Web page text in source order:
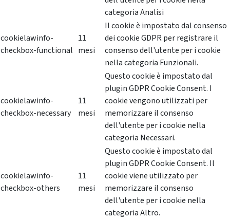
categoria Analisi
cookielawinfo-
checkbox-functional
11
mesi
Il cookie è impostato dal consenso
dei cookie GDPR per registrare il
consenso dell'utente per i cookie
nella categoria Funzionali.
cookielawinfo-
checkbox-necessary
11
mesi
Questo cookie è impostato dal
plugin GDPR Cookie Consent. I
cookie vengono utilizzati per
memorizzare il consenso
dell'utente per i cookie nella
categoria Necessari.
cookielawinfo-
checkbox-others
11
mesi
Questo cookie è impostato dal
plugin GDPR Cookie Consent. Il
cookie viene utilizzato per
memorizzare il consenso
dell'utente per i cookie nella
categoria Altro.